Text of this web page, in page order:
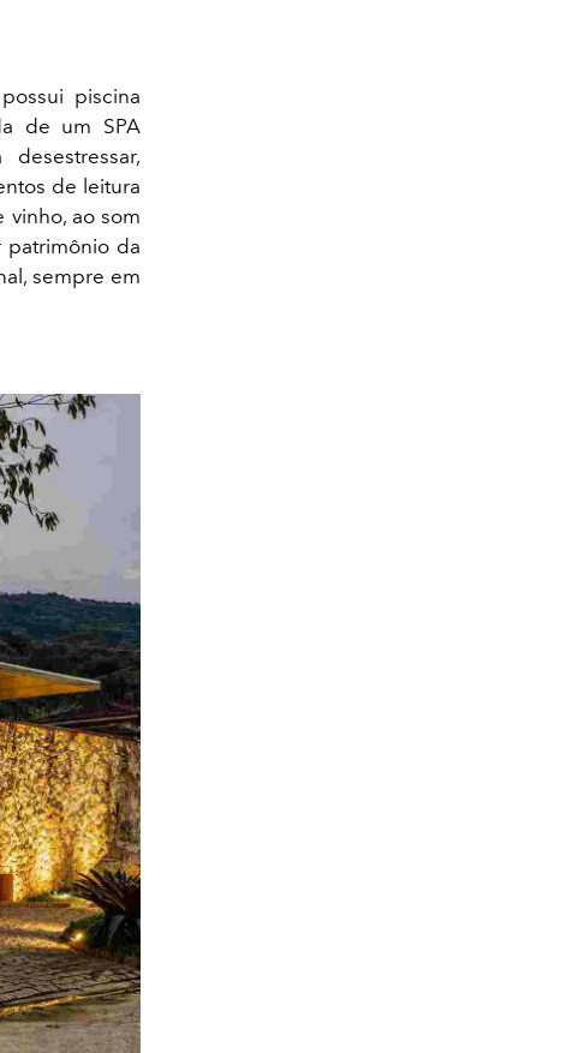
piscina
de um SPA
de leitura
ao som
patrimônio da
sempre em